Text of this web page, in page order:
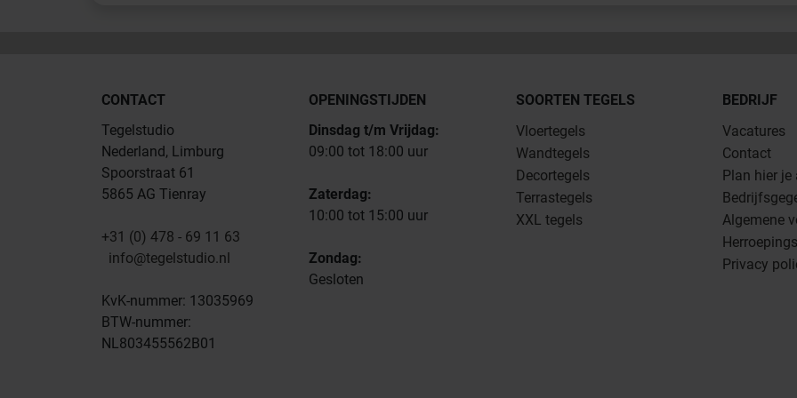
CONTACT
Tegelstudio
Nederland, Limburg
Spoorstraat 61
5865 AG Tienray
+31 (0) 478 - 69 11 63
info@tegelstudio.nl
KvK-nummer: 13035969
BTW-nummer:
NL803455562B01
OPENINGSTIJDEN
Dinsdag t/m Vrijdag:
09:00 tot 18:00 uur
Zaterdag:
10:00 tot 15:00 uur
Zondag:
Gesloten
SOORTEN TEGELS
Vloertegels
Wandtegels
Decortegels
Terrastegels
XXL tegels
BEDRIJF
Vacatures
Contact
Plan hier
Algemene
Privacy